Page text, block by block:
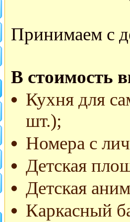
Принимаем с
В стоимость
Кухня для
шт.);
Номера с
Детская
Детская
Каркасный